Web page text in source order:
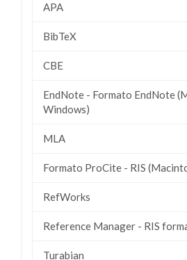
APA
BibTeX
CBE
EndNote - Formato EndNote
Windows)
MLA
Formato ProCite - RIS
RefWorks
Reference Manager - RIS
Turabian